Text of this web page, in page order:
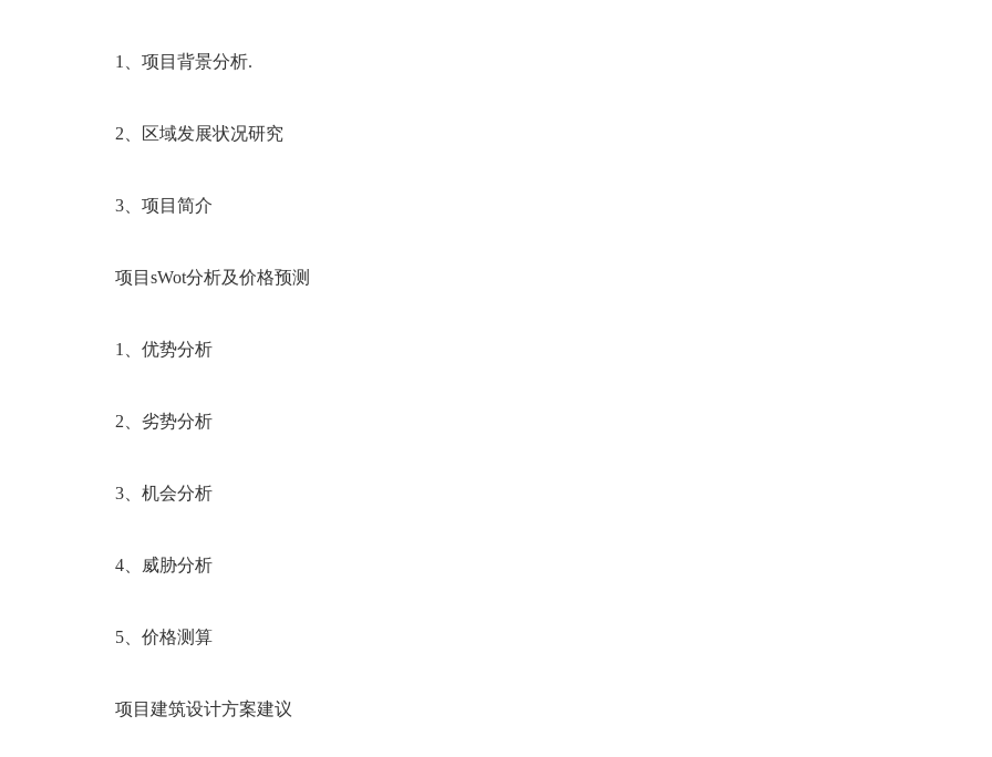
1、项目背景分析.
2、区域发展状况研究
3、项目简介
项目sWot分析及价格预测
1、优势分析
2、劣势分析
3、机会分析
4、威胁分析
5、价格测算
项目建筑设计方案建议